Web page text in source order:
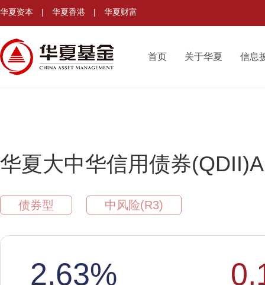
华夏资本 | 华夏香港 | 华夏财富
首页 关于华夏 信息
华夏大中华信用债券
债券型 中风险(R3)
2.63%